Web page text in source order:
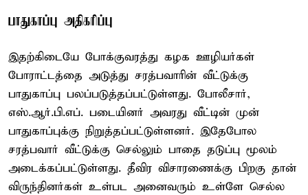
பாதுகாப்பு அதிகரிப்பு
இதற்கிடையே போக்குவரத்து கழக ஊழியர்கள்
போராட்டத்தை அடுத்து சரத்பவாரின் வீட்டுக்கு
பாதுகாப்பு பலப்படுத்தப்பட்டுள்ளது. போலீசார்,
எஸ்.ஆர்.பி.எப். படையினர் அவரது வீட்டின் முன்
பாதுகாப்புக்கு நிறுத்தப்பட்டுள்ளனர். இதேபோல
சரத்பவார் வீட்டுக்கு செல்லும் பாதை தடுப்பு மூலம்
அடைக்கப்பட்டுள்ளது. தீவிர விசாரணைக்கு பிறகு தான்
விருந்தினர்கள் உள்பட அனைவரும் உள்ளே செல்ல